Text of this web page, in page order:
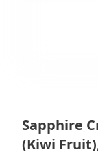
Sapphire
(Kiwi